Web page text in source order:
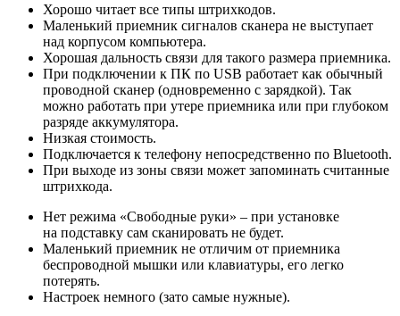
Хорошо читает все типы штрихкодов.
Маленький приемник сигналов сканера не выступает
над корпусом компьютера.
Хорошая дальность связи для такого размера приемника.
При подключении к ПК по USB работает как обычный
проводной сканер (одновременно с зарядкой). Так
можно работать при утере приемника или при глубоком
разряде аккумулятора.
Низкая стоимость.
Подключается к телефону непосредственно по Bluetooth.
При выходе из зоны связи может запоминать считанные
штрихкода.
Нет режима «Свободные руки» – при установке
на подставку сам сканировать не будет.
Маленький приемник не отличим от приемника
беспроводной мышки или клавиатуры, его легко
потерять.
Настроек немного (зато самые нужные).